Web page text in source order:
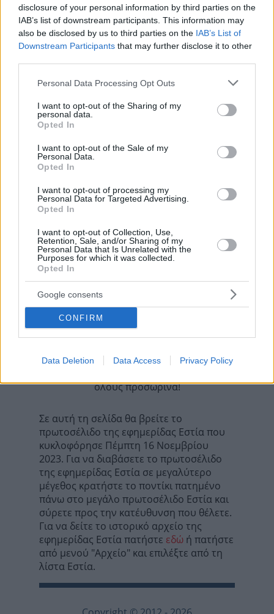
disclosure of your personal information by third parties on the
IAB’s list of downstream participants. This information may
also be disclosed by us to third parties on the IAB’s List of
Downstream Participants that may further disclose it to other
Please note that this website/app uses one or more Google
not limited to your visit or usage behaviour. You may click to
grant or deny consent to Google and its third-party tags to
use your data for below specified purposes in below Google
consent section.
Personal Data Processing Opt Outs
I want to opt-out of the Sharing of my
personal data.
Opted In
I want to opt-out of the Sale of my
Personal Data.
Opted In
I want to opt-out of processing my
Personal Data for Targeted Advertising.
Opted In
I want to opt-out of Collection, Use,
Retention, Sale, and/or Sharing of my
Personal Data that Is Unrelated with the
Purposes for which it was collected.
Opted In
Google consents
CONFIRM
Data Deletion Data Access Privacy Policy
Κοινοποιήστε
Προηγούμενη
Μακελειό
Επόμενη
όλους προσωρινά!
Σε αυτή τη σελίδα θα βρείτε το
πρωτοσέλιδο της εφημερίδας Εστία που
κυκλοφόρησε Πέμπτη 16 Νοεμβρίου
2023. Για να διαβάσετε το πρωτοσέλιδο
της εφημερίδας Εστία σε μεγαλύτερο
μέγεθος κρατήστε το ποντίκι πατημένο
πάνω στο μεγάλο πρωτοσέλιδο Εστία και
σύρετε προς την κατέυθυνση που θέλετε.
Για να δείτε το ιστορικό αρχείο της
εφημερίδας Εστία πατήστε εδώ ή πατήστε
από μενού "Αρχείο" και επιλέξτε από τη
λίστα Εστία.